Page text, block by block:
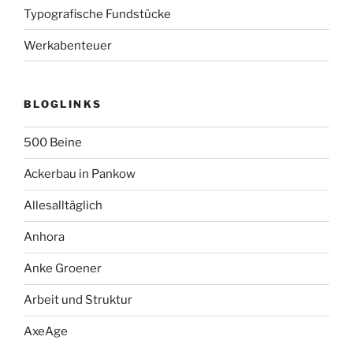
Typografische Fundstücke
Werkabenteuer
BLOGLINKS
500 Beine
Ackerbau in Pankow
Allesalltäglich
Anhora
Anke Groener
Arbeit und Struktur
AxeAge